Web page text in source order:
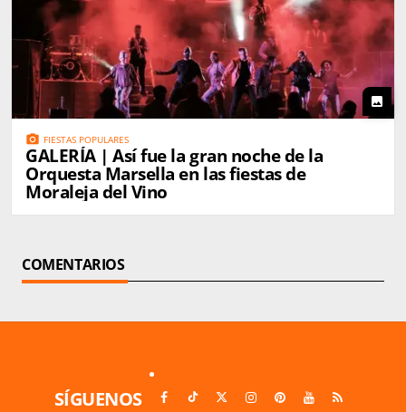
photo
photo_camera FIESTAS POPULARES
GALERÍA | Así fue la gran noche de la
Orquesta Marsella en las fiestas de
Moraleja del Vino
COMENTARIOS
SÍGUENOS